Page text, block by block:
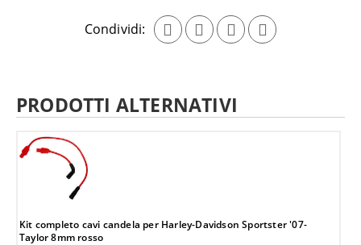
Condividi:
PRODOTTI ALTERNATIVI
Kit completo cavi candela per Harley-Davidson Sportster '07-
Taylor 8mm rosso